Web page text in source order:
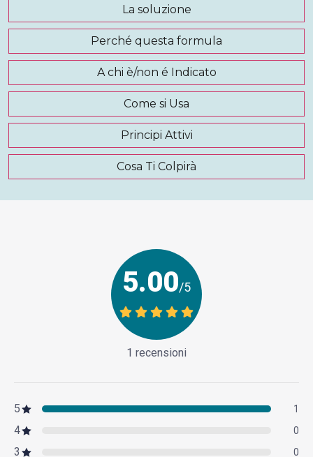
La soluzione
Perché questa formula
A chi è/non é Indicato
Come si Usa
Principi Attivi
Cosa Ti Colpirà
5.00/5
1 recensioni
5 1
4 0
3 0